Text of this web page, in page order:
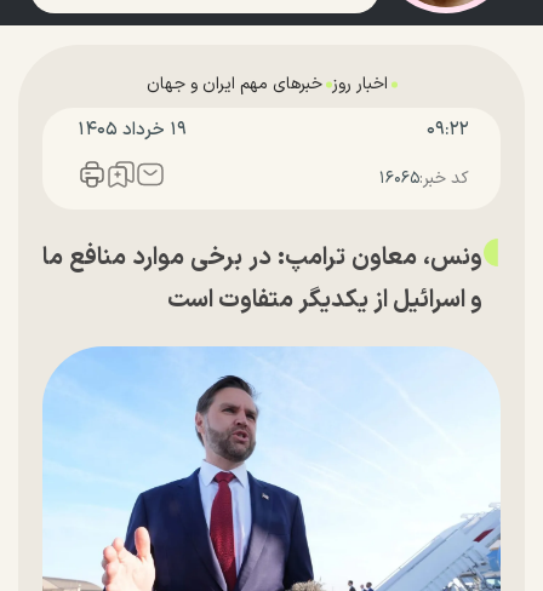
اخبار روز خبرهای مهم ایران و جهان
۰۹:۲۲ ۱۹ خرداد ۱۴۰۵
کد خبر:۱۶۰۶۵
ونس، معاون ترامپ: در برخی موارد منافع ما
و اسرائیل از یکدیگر متفاوت است